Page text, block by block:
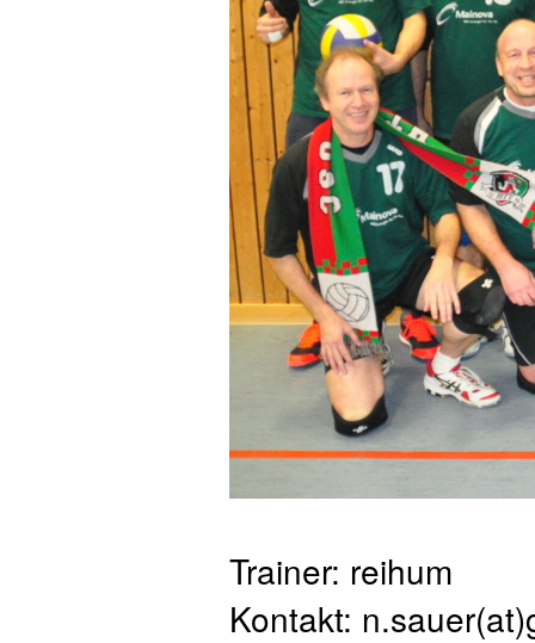
Trainer: reihum
Kontakt: